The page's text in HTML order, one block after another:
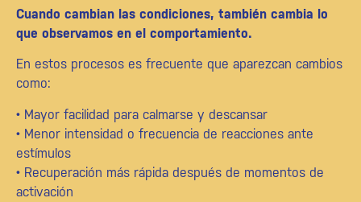
Cuando cambian las condiciones, también cambia lo
que observamos en el comportamiento.
En estos procesos es frecuente que aparezcan cambios
como:
• Mayor facilidad para calmarse y descansar
• Menor intensidad o frecuencia de reacciones ante
estímulos
• Recuperación más rápida después de momentos de
activación